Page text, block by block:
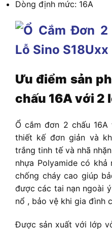
Dòng định mức: 16A
Ưu điểm sản
chấu 16A với 2
Ổ cắm đơn 2 chấu 16A
thiết kế đơn giản và
trắng tinh tế và nhã
nhựa Polyamide có
chống cháy cao giúp
được các tai nạn ngoài
nổ , bảo vệ khi gia đình
Được sản xuất với lớp